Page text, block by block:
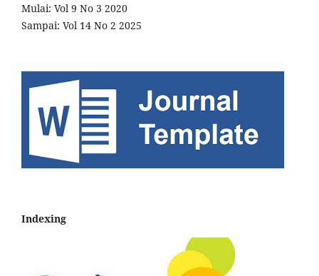
Mulai: Vol 9 No 3 2020
Sampai: Vol 14 No 2 2025
Indexing